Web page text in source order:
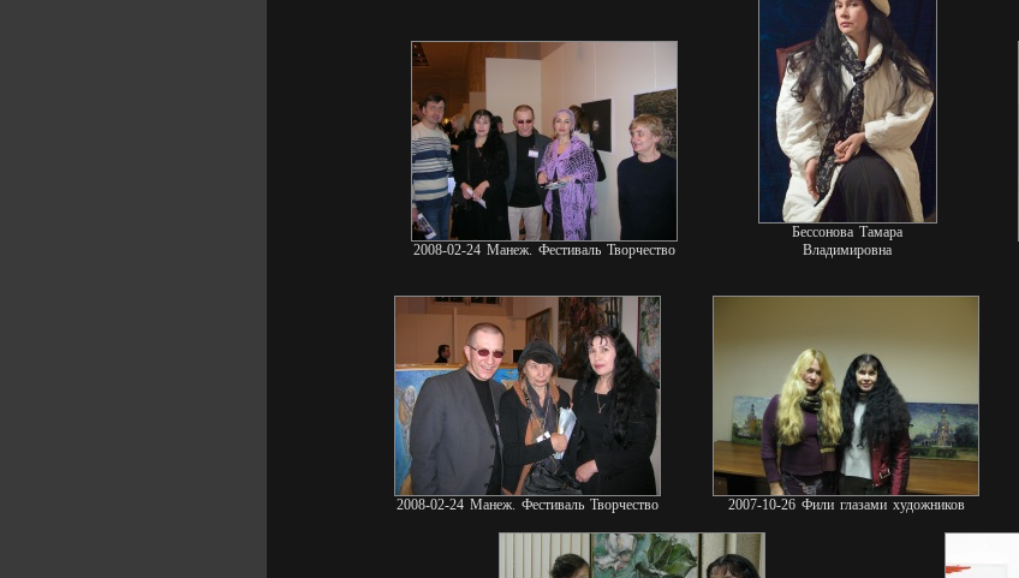
2008-02-24 Манеж. Фестиваль Творчество
Бессонова Тамара
Владимировна
2008-02-24 Манеж. Фестиваль Творчество 2007-10-26 Фили глазами художников